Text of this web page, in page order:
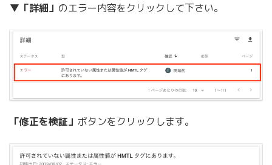
▼ 「詳細」 のエラー内容をクリックして下さい。
「修正を検証」 ボタンをクリックします。